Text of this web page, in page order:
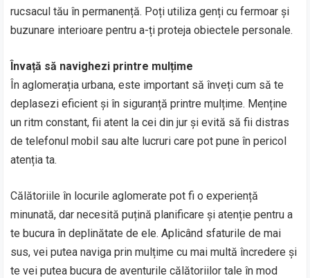
rucsacul tău în permanență. Poți utiliza genți cu fermoar și
buzunare interioare pentru a-ți proteja obiectele personale.
Învață să navighezi printre mulțime
În aglomerația urbana, este important să înveți cum să te
deplasezi eficient și în siguranță printre mulțime. Menține
un ritm constant, fii atent la cei din jur și evită să fii distras
de telefonul mobil sau alte lucruri care pot pune în pericol
atenția ta.
Călătoriile în locurile aglomerate pot fi o experiență
minunată, dar necesită puțină planificare și atenție pentru a
te bucura în deplinătate de ele. Aplicând sfaturile de mai
sus, vei putea naviga prin mulțime cu mai multă încredere și
te vei putea bucura de aventurile călătoriilor tale în mod